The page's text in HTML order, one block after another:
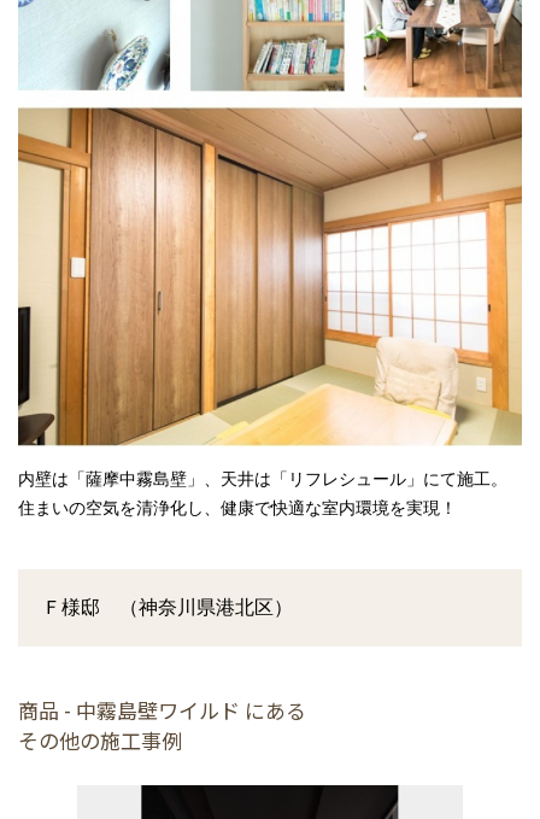
内壁は「薩摩中霧島壁」、天井は「リフレシュール」にて施工。
住まいの空気を清浄化し、健康で快適な室内環境を実現！
Ｆ様邸 （神奈川県港北区）
商品 - 中霧島壁ワイルド にある
その他の施工事例